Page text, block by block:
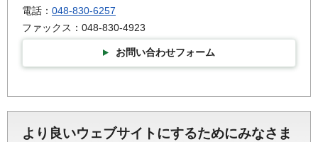
電話： 048-830-6257
ファックス：048-830-4923
お問い合わせフォーム
より良いウェブサイトにするためにみなさま